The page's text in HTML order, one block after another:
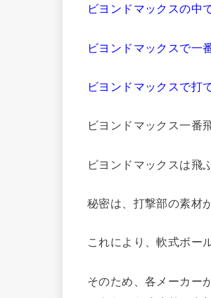
ビヨンドマックスの中
ビヨンドマックスで一
ビヨンドマックスで打
ビヨンドマックス一番
ビヨンドマックスは飛
秘密は、打撃部の素材
これにより、軟式ボー
そのため、各メーカー